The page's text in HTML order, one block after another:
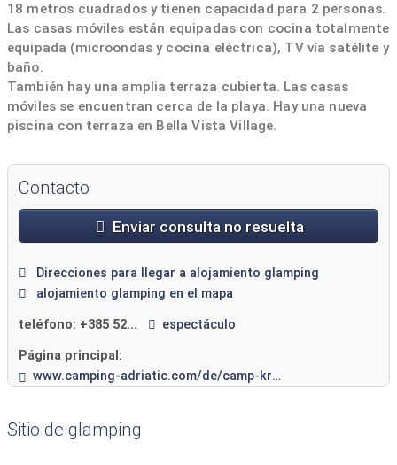
18 metros cuadrados y tienen capacidad para 2 personas.
Las casas móviles están equipadas con cocina totalmente
equipada (microondas y cocina eléctrica), TV vía satélite y
baño.
También hay una amplia terraza cubierta. Las casas
móviles se encuentran cerca de la playa. Hay una nueva
piscina con terraza en Bella Vista Village.
El camping de Krk, de 11 hectáreas, tiene capacidad para
unas 1.300 personas en 361 parcelas y cuenta con una
playa de 250 metros de largo. La pureza del mar y de la
costa ha sido galardonada con la “Bandera Azul”.
Contacto
Enviar consulta no resuelta
Direcciones para llegar a alojamiento glamping
alojamiento glamping en el mapa
teléfono: +385 52... espectáculo
Página principal:
www.camping-adriatic.com/de/camp-krk-politin
Sitio de glamping